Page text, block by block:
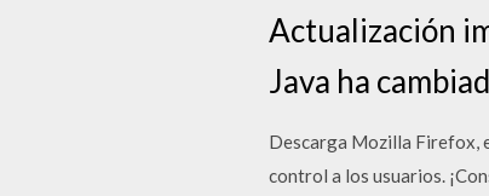
Actualización
Java ha
Descarga Mozilla Firefox,
control a los usuarios.